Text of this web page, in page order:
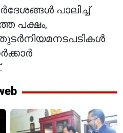
പാലിച്ച്
പക്ഷം,